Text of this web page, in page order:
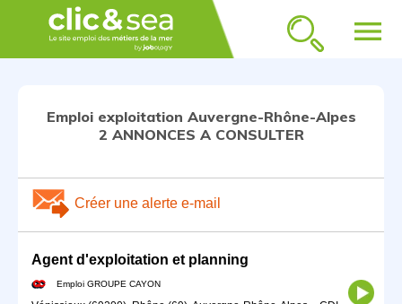
menu
Emploi exploitation Auvergne-Rhône-Alpes
2 ANNONCES A CONSULTER
Créer une alerte e-mail
Agent d'exploitation et planning
Emploi GROUPE CAYON